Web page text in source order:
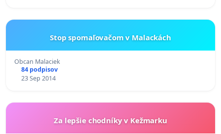
Stop spomaľovačom v Malackách
Obcan Malaciek
84 podpisov
23 Sep 2014
Za lepšie chodníky v Kežmarku